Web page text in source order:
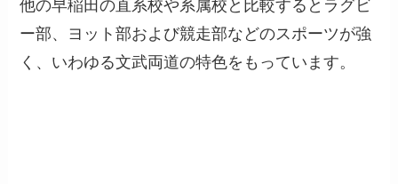
他の早稲田の直系校や系属校と比較するとラグビ
ー部、ヨット部および競走部などのスポーツが強
く、いわゆる文武両道の特色をもっています。